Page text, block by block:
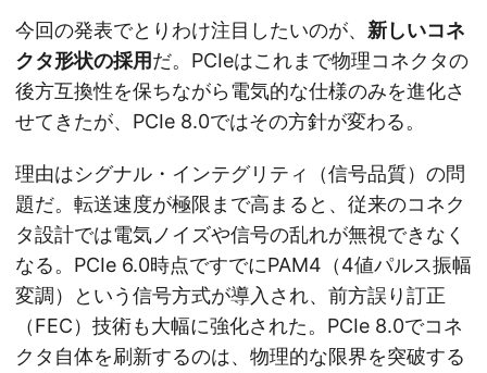
今回の発表でとりわけ注目したいのが、 新しいコネ
クタ形状の採用だ。PCIeはこれまで物理コネクタの
後方互換性を保ちながら電気的な仕様のみを進化さ
せてきたが、PCIe 8.0ではその方針が変わる。
理由はシグナル・インテグリティ（信号品質）の問
題だ。転送速度が極限まで高まると、従来のコネク
タ設計では電気ノイズや信号の乱れが無視できなく
なる。PCIe 6.0時点ですでにPAM4（4値パルス振幅
変調）という信号方式が導入され、前方誤り訂正
（FEC）技術も大幅に強化された。PCIe 8.0でコネ
クタ自体を刷新するのは、物理的な限界を突破する